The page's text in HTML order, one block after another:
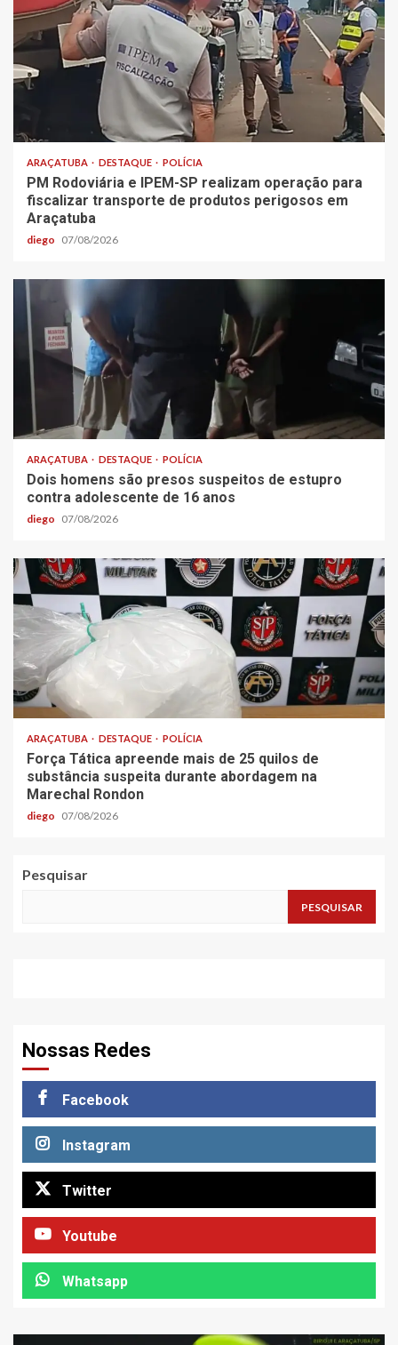
ARAÇATUBA DESTAQUE POLÍCIA
PM Rodoviária e IPEM-SP realizam operação para
fiscalizar transporte de produtos perigosos em
Araçatuba
diego 07/08/2026
ARAÇATUBA DESTAQUE POLÍCIA
Dois homens são presos suspeitos de estupro
contra adolescente de 16 anos
diego 07/08/2026
ARAÇATUBA DESTAQUE POLÍCIA
Força Tática apreende mais de 25 quilos de
substância suspeita durante abordagem na
Marechal Rondon
diego 07/08/2026
Pesquisar
PESQUISAR
Nossas Redes
Facebook
Instagram
Twitter
Youtube
Whatsapp